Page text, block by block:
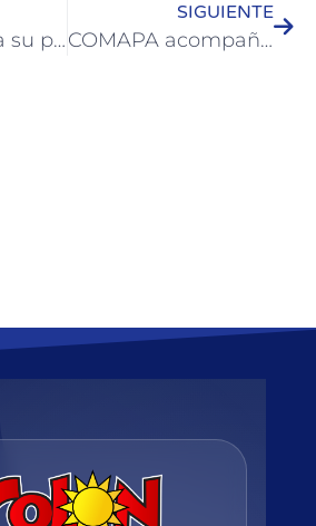
Colón refuerza su presencia en redes con acciones de alto impacto en estas vacaciones de invierno
SIGUIENTE
COMAPA acompaña a docentes y auxiliares de los Centros de Desarrollo Infantil de Colón